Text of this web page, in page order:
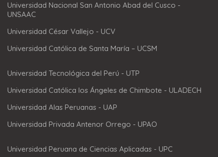
Universidad Nacional San Antonio Abad del Cusco -
UNSAAC
Universidad César Vallejo - UCV
Universidad Católica de Santa María – UCSM
Universidad Tecnológica del Perú - UTP
Universidad Católica los Ángeles de Chimbote - ULADECH
Universidad Alas Peruanas - UAP
Universidad Privada Antenor Orrego - UPAO
Universidad Peruana de Ciencias Aplicadas - UPC